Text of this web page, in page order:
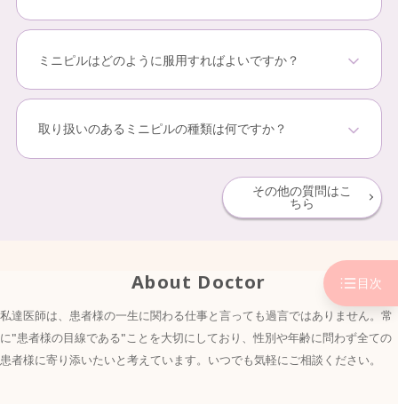
目次
ミニピルは、黄体ホルモン（プロゲスチン）のみを含ん
トロゲン）を含むピルと比べて、血栓症リスクが低いと
されています。
そのため、血栓症リスク等により低用量ピルを服用でき
ない40歳以上の方や喫煙中の方でも服用できる場合があ
用法を守り、継続して服用できていれば、低用量ピルと
ピルや超低用量ピルと比べて不正出血が起きやすいとい
われています。
ミニピルはどのように服用すればよいですか？
ミニピルは1日1錠決まった時間に内服するピルです。
なって入っております。
正しく飲むことで低用量ピルと同様の避妊効果が得られ
取り扱いのあるミニピルの種類は何ですか？
その他の質問はこ
ちら
About Doctor
私達医師は、患者様の一生に関わる仕事と言っても過言ではありません。常
に"患者様の目線である"ことを大切にしており、性別や年齢に問わず全ての
患者様に寄り添いたいと考えています。いつでも気軽にご相談ください。